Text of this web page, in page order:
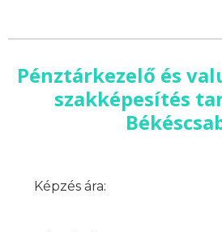
Pénztárkezelő és
szakképesítés
Képzés ára: